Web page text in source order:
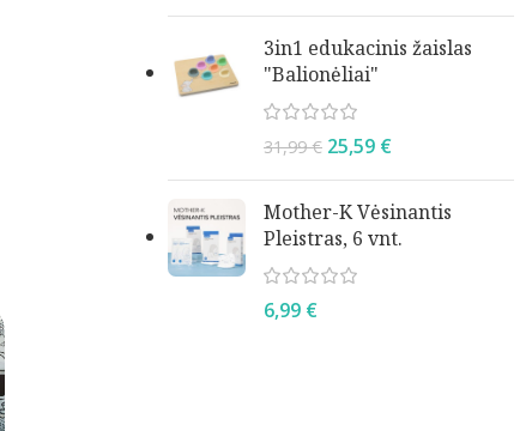
3in1 edukacinis žaislas
"Balionėliai"
31,99€ 25,59 €
Mother-K Vėsinantis
Pleistras, 6 vnt.
6,99 €